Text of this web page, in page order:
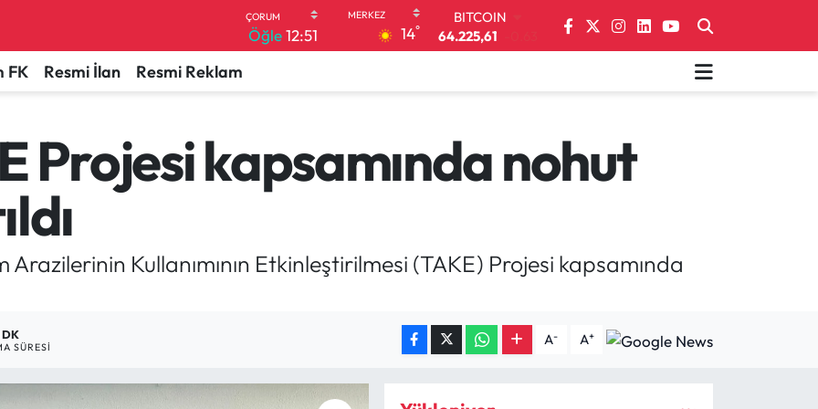
Öğle12:51 14°
64.225,61 -0.63
DOLAR
47,7143 0.16
GRAM ALTIN
6510.40
0.45
BİST100
FK Resmi İlan Resmi Reklam
Projesi kapsamında nohut
Arazilerinin Kullanımının Etkinleştirilmesi (TAKE) Projesi kapsamında
DK
SÜRESI A- A+